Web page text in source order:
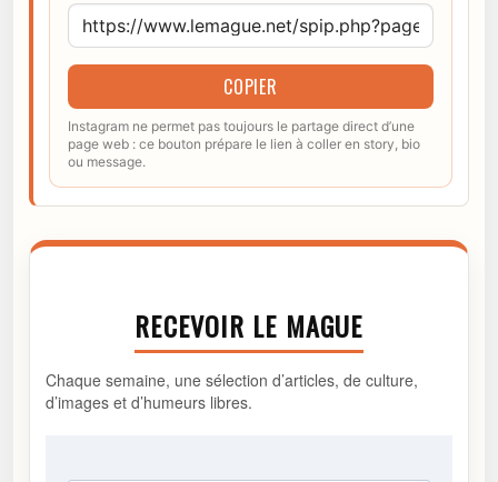
COPIER
Instagram ne permet pas toujours le partage direct d’une
page web : ce bouton prépare le lien à coller en story, bio
ou message.
RECEVOIR LE MAGUE
Chaque semaine, une sélection d’articles, de culture,
d’images et d’humeurs libres.